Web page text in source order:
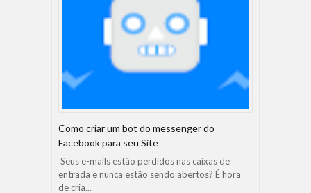
Como criar um bot do messenger do
Facebook para seu Site
Seus e-mails estão perdidos nas caixas de
entrada e nunca estão sendo abertos? É hora
de cria...